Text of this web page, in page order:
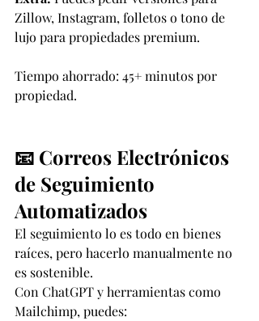
Zillow, Instagram, folletos o tono de
lujo para propiedades premium.
Tiempo ahorrado: 45+ minutos por
propiedad.
📧 Correos Electrónicos
de Seguimiento
Automatizados
El seguimiento lo es todo en bienes
raíces, pero hacerlo manualmente no
es sostenible.
Con ChatGPT y herramientas como
Mailchimp, puedes: